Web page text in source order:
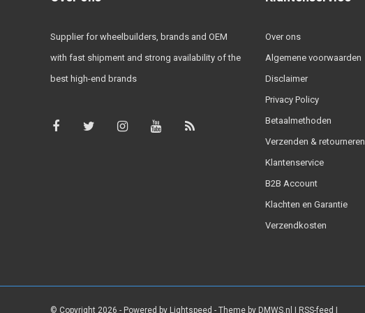
Supplier for wheelbuilders, brands and OEM
with fast shipment and strong availability of the
best high-end brands
Over ons
Algemene voorwaarden
Disclaimer
Privacy Policy
Betaalmethoden
Verzenden & retourneren
Klantenservice
B2B Account
Klachten en Garantie
Verzendkosten
© Copyright 2026 - Powered by Lightspeed - Theme by DMWS.nl | RSS-feed |